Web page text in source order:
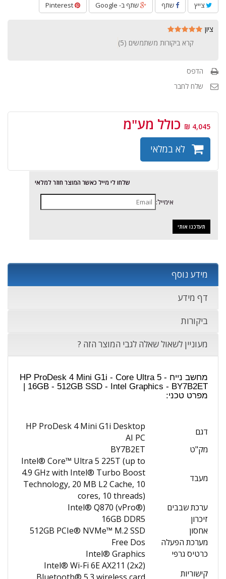
צייץ שתף שתף ב- Google
ציון
קרא ביקורות משתמשים (5
)
הדפס
שלח לחבר
4,045 ₪ כולל מע"מ
לא במלאי
שלחו לי מייל כאשר המוצר חוזר למלאי
אימייל:
מידע נוסף
דף מידע
ביקורות
מעוניין לשאול שאלה לגבי המוצר הזה ?
מחשב נייח HP ProDesk 4 Mini G1i - Core Ultra 5 -
מפרט טכני:
דגם
HP ProDesk 4 Mini G1i Desktop
AI PC
מק"ט
BY7B2ET
מעבד
Intel® Core™ Ultra 5 225T (up to
4.9 GHz with Intel® Turbo Boost
Technology, 20 MB L2 Cache, 10
cores, 10 threads)
ערכת שבבים
Intel® Q870 (vPro®)
זיכרון
16GB DDR5
אחסון
512GB PCIe® NVMe™ M.2 SSD
מערכת הפעלה
Free Dos
כרטיס גרפי
Intel® Graphics
קישוריות
Intel® Wi-Fi 6E AX211 (2x2)